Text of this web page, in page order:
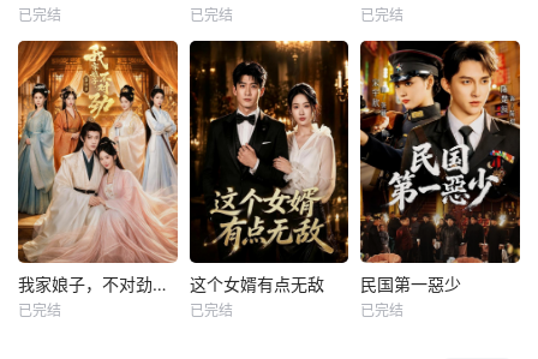
已完结 已完结 已完结
我家娘子，不对劲第四季
已完结
这个女婿有点无敌
已完结
民国第一惡少
已完结